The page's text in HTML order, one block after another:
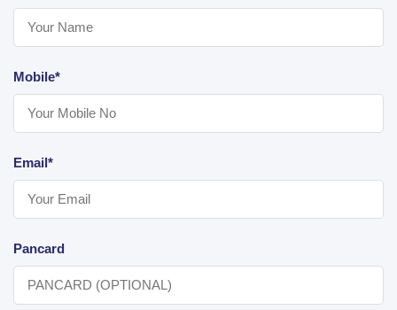
Mobile*
Email*
Pancard